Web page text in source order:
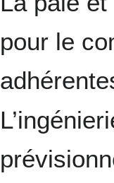
pour le